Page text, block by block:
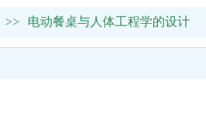
>> 电动餐桌与人体工程学的设计